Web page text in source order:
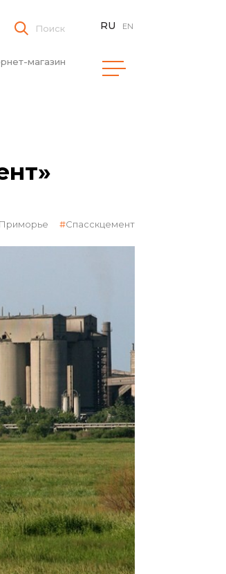
Поиск
магазин
RU EN
Приморье Спасскцемент